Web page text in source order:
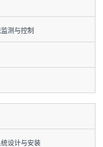
测与控制
设计与安装